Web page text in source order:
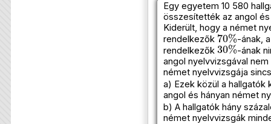
Egy egyetem 10 580
összesítették az angol
Kiderült, hogy a német
rendelkezők
70%
-ának,
rendelkezők
30%
-ának
angol nyelvvizsgával
német nyelvvizsgája
a) Ezek közül a hallgatók
angol és hányan német
b) A hallgatók hány
német nyelvvizsgák